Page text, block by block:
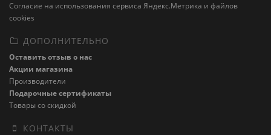
Cогласие на использования сервиса Яндекс.Метрика и файлов
cookies
ДОПОЛНИТЕЛЬНО
Оставить отзыв о нас
Акции магазина
Производители
Подарочные сертификаты
Товары со скидкой
КОНТАКТЫ